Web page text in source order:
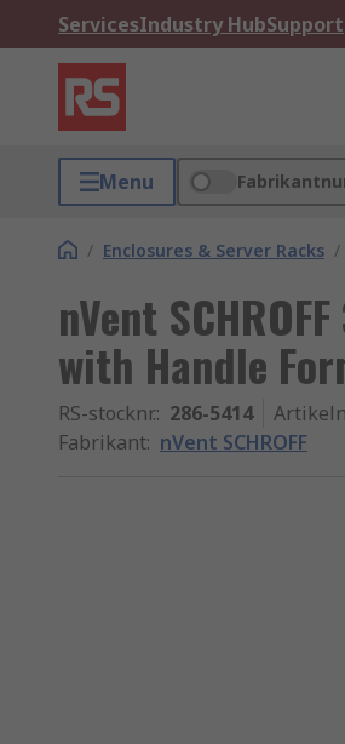
ServicesIndustry HubSupport
Menu
/ Enclosures & Server Racks /
nVent
with Handle
RS-stocknr.: 286-5414
Fabrikant: nVent SCHROFF